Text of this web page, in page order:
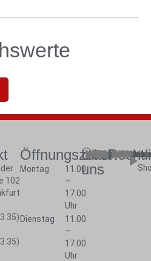
102
35)
35)
Öffnungszeiten
Montag
11.00
–
17.00
Uhr
Dienstag
11.00
–
17.00
Uhr
Über
uns
Fahrzeuge
Werkstatt
Vermietung
Firma
Jobs
Start